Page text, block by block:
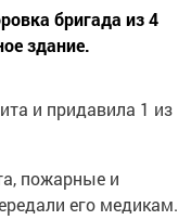
бригада из 4
здание.
и придавила 1 из
пожарные и
его медикам.